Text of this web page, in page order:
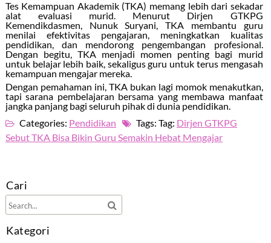
Tes Kemampuan Akademik (TKA) memang lebih dari sekadar
alat evaluasi murid. Menurut Dirjen GTKPG
Kemendikdasmen, Nunuk Suryani, TKA membantu guru
menilai efektivitas pengajaran, meningkatkan kualitas
pendidikan, dan mendorong pengembangan profesional.
Dengan begitu, TKA menjadi momen penting bagi murid
untuk belajar lebih baik, sekaligus guru untuk terus mengasah
kemampuan mengajar mereka.
Dengan pemahaman ini, TKA bukan lagi momok menakutkan,
tapi sarana pembelajaran bersama yang membawa manfaat
jangka panjang bagi seluruh pihak di dunia pendidikan.
Categories: Pendidikan Tags: Tag: Dirjen GTKPG
Sebut TKA Bisa Bikin Guru Semakin Hebat Mengajar
Cari
Kategori